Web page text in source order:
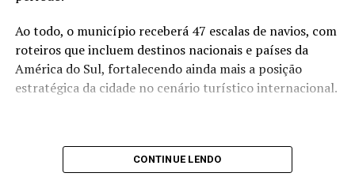
Para reforçar o olhar aqui aplicamos máscara de cílios;
Ao todo, o município receberá 47 escalas de navios, com
roteiros que incluem destinos nacionais e países da
América do Sul, fortalecendo ainda mais a posição
estratégica da cidade no cenário turístico internacional.
CONTINUE LENDO